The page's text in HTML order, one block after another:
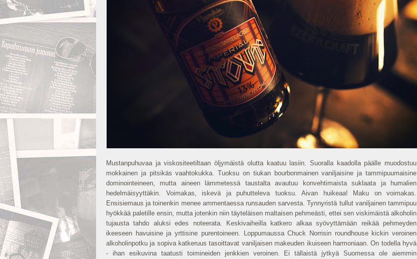
Mustanpuhuvaa ja viskositeetiltaan öljymäistä olutta kaatuu lasiin. Suoralla kaadolla päälle muodostuu
mokkainen ja pitsikäs vaahtokukka. Tuoksu on tiukan bourbonmainen vaniljaisine ja tammipuumaisine
dominointeineen, mutta aineen lämmetessä taustalta avautuu konvehtimaista suklaata ja humalien
hedelmäisyyttäkin. Voimakas, iskevä ja puhutteleva tuoksu. Aivan huikeaa! Maku on voimakas.
Ensisiemaus ja toinenkin menee ammentaessa runsauden sarvesta. Tynnyristä tullut vaniljainen tammipuu
hyökkää paletille ensin, mutta jotenkin niin täyteläisen maltaisen pehmeästi, ettei sen viskimäistä alkoholin
tujausta tahdo aluksi edes noteerata. Keskivaiheilla katkero alkaa syövyttämään reikää pehmeyden
ikeeseen havuisine ja yrttisine purentoineen. Loppumaussa Chuck Norrisin roundhouse kickin veroinen
alkoholinpotku ja sopiva katkeruus tasoittavat vaniljaisen makeuden ikuiseen harmoniaan. On todella hyvä
- ihan esikuvina taatusti toimineiden jenkkien veroinen. Ei tällaistä jytkyä Suomessa ole aiemmin